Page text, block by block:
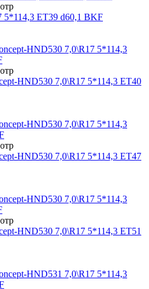
5*114,3 ET39 d60,1 BKF
HND530 7,0\R17 5*114,3 ET40
HND530 7,0\R17 5*114,3 ET47
HND530 7,0\R17 5*114,3 ET51